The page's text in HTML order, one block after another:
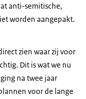
anti-semitische,
worden aangepakt.
zien waar zij voor
Dit is wat we nu
na twee jaar
voor de lange